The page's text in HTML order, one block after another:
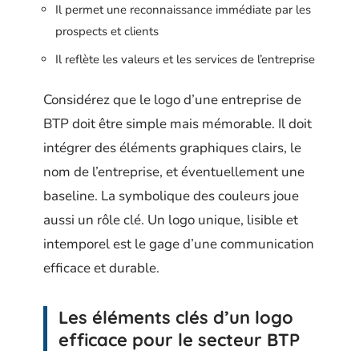
Il permet une reconnaissance immédiate par les
prospects et clients
Il reflète les valeurs et les services de l’entreprise
Considérez que le logo d’une entreprise de
BTP doit être simple mais mémorable. Il doit
intégrer des éléments graphiques clairs, le
nom de l’entreprise, et éventuellement une
baseline. La symbolique des couleurs joue
aussi un rôle clé. Un logo unique, lisible et
intemporel est le gage d’une communication
efficace et durable.
Les éléments clés d’un logo
efficace pour le secteur BTP